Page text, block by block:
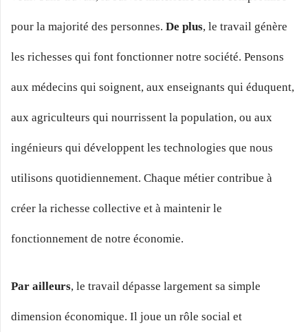
pour la majorité des personnes. De plus, le travail génère
les richesses qui font fonctionner notre société. Pensons
aux médecins qui soignent, aux enseignants qui éduquent,
aux agriculteurs qui nourrissent la population, ou aux
ingénieurs qui développent les technologies que nous
utilisons quotidiennement. Chaque métier contribue à
créer la richesse collective et à maintenir le
fonctionnement de notre économie.
Par ailleurs, le travail dépasse largement sa simple
dimension économique. Il joue un rôle social et